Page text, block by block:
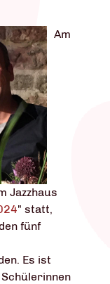
Am
Jazzhaus
" statt,
fünf
Es ist